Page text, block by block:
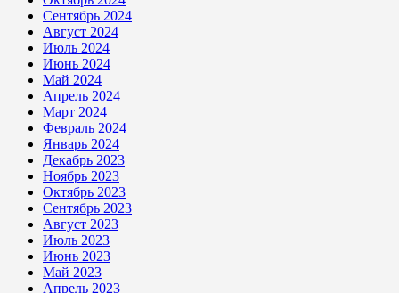
Сентябрь 2024
Август 2024
Июль 2024
Июнь 2024
Май 2024
Апрель 2024
Март 2024
Февраль 2024
Январь 2024
Декабрь 2023
Ноябрь 2023
Октябрь 2023
Сентябрь 2023
Август 2023
Июль 2023
Июнь 2023
Май 2023
Апрель 2023